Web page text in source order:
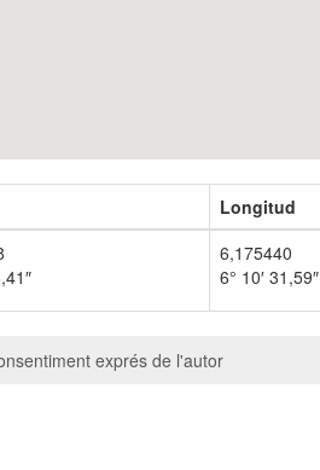
Longitud
6,175440
6° 10′ 31,59″
exprés de l'autor